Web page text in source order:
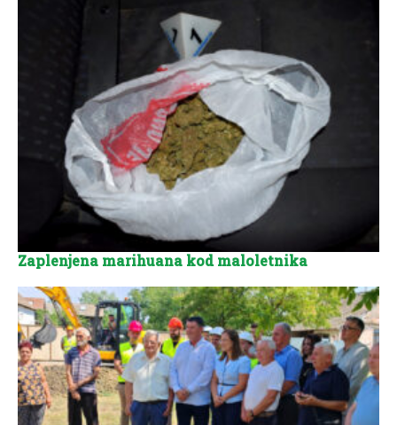
Zaplenjena marihuana kod maloletnika